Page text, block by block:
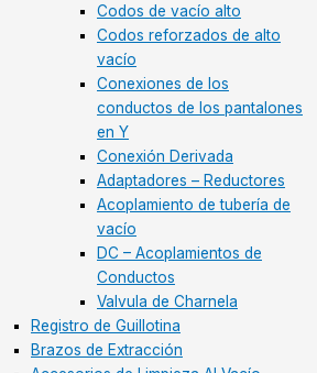
Codos de vacío alto
Codos reforzados de alto
vacío
Conexiones de los
conductos de los pantalones
en Y
Conexión Derivada
Adaptadores – Reductores
Acoplamiento de tubería de
vacío
DC – Acoplamientos de
Conductos
Valvula de Charnela
Registro de Guillotina
Brazos de Extracción